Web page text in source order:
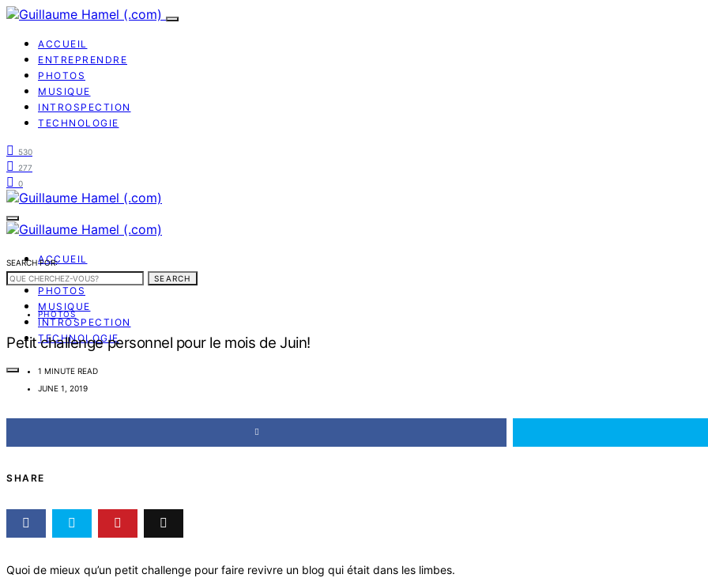
ACCUEIL
ENTREPRENDRE
PHOTOS
MUSIQUE
INTROSPECTION
TECHNOLOGIE
530
277
0
ACCUEIL
ENTREPRENDRE
PHOTOS
MUSIQUE
INTROSPECTION
TECHNOLOGIE
SEARCH FOR:
SEARCH
PHOTOS
Petit challenge personnel pour le mois de Juin!
1 MINUTE READ
JUNE 1, 2019
SHARE
Quoi de mieux qu’un petit challenge pour faire revivre un blog qui était dans les limbes.